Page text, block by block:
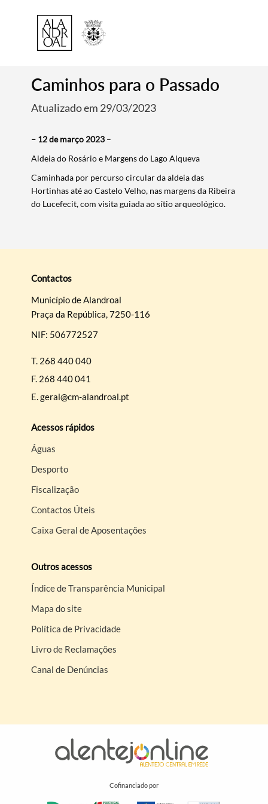
Termo de Pesquisa
Filtros
Caminhos para o Passado
Atualizado em 29/03/2023
– 12 de março 2023 –
Aldeia do Rosário e Margens do Lago Alqueva
Caminhada por percurso circular da aldeia das
Hortinhas até ao Castelo Velho, nas margens da Ribeira
do Lucefecit, com visita guiada ao sítio arqueológico.
Contactos
Município de Alandroal
Praça da República, 7250-116
NIF: 506772527
T. 268 440 040
F. 268 440 041
E.geral@cm-alandroal.pt
Acessos rápidos
Águas
Desporto
Fiscalização
Contactos Úteis
Caixa Geral de Aposentações
Outros acessos
Índice de Transparência Municipal
Mapa do site
Política de Privacidade
Livro de Reclamações
Canal de Denúncias
Cofinanciado por